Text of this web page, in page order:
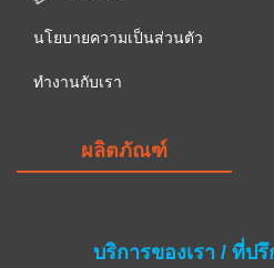
นโยบายความเป็นส่วนตัว
ทำงานกับเรา
ผลิตภัณฑ์
บริการของเรา / ที่ป